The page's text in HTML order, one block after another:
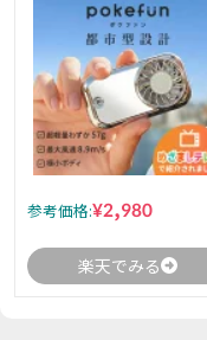
参考価格:¥2,980
楽天でみる